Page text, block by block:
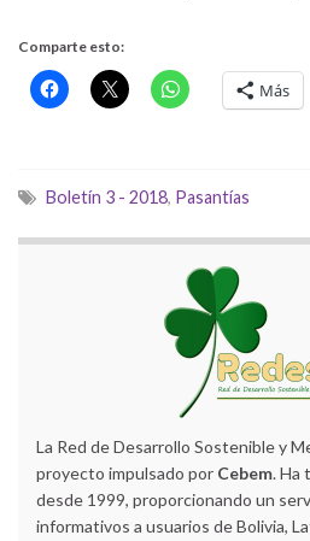
Comparte esto:
Más
Boletín 3 - 2018, Pasantías
La Red de Desarrollo Sostenible y
proyecto impulsado por Cebem. Ha
desde 1999, proporcionando un
informativos a usuarios de Bolivia,